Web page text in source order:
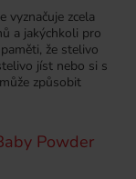
vyznačuje zcela
a jakýchkoli pro
že stelivo
jíst nebo si s
způsobit
Powder